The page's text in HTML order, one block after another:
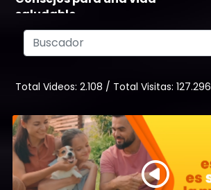
saludable
64
Tiempo de Calma - Reposo
Total Videos: 2.108 / Total Visitas: 127.296